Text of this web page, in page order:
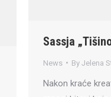
Sassja
News By Jelena
Nakon kraće